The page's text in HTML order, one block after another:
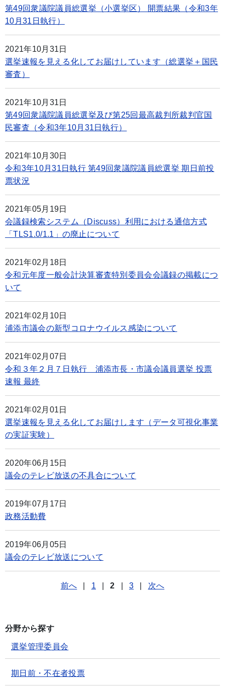
第49回衆議院議員総選挙（小選挙区） 開票結果（令和3年
10月31日執行）
2021年10月31日
選挙速報を見える化してお届けしています（総選挙＋国民
審査）
2021年10月31日
第49回衆議院議員総選挙及び第25回最高裁判所裁判官国
民審査（令和3年10月31日執行）
2021年10月30日
令和3年10月31日執行 第49回衆議院議員総選挙 期日前投
票状況
2021年05月19日
会議録検索システム（Discuss）利用における通信方式
「TLS1.0/1.1」の廃止について
2021年02月18日
令和元年度一般会計決算審査特別委員会会議録の掲載につ
いて
2021年02月10日
浦添市議会の新型コロナウイルス感染について
2021年02月07日
令和３年２月７日執行 浦添市長・市議会議員選挙 投票
速報 最終
2021年02月01日
選挙速報を見える化してお届けします（データ可視化事業
の実証実験）
2020年06月15日
議会のテレビ放送の不具合について
2019年07月17日
政務活動費
2019年06月05日
議会のテレビ放送について
前へ 1 2 3 次へ
分野から探す
選挙管理委員会
期日前・不在者投票